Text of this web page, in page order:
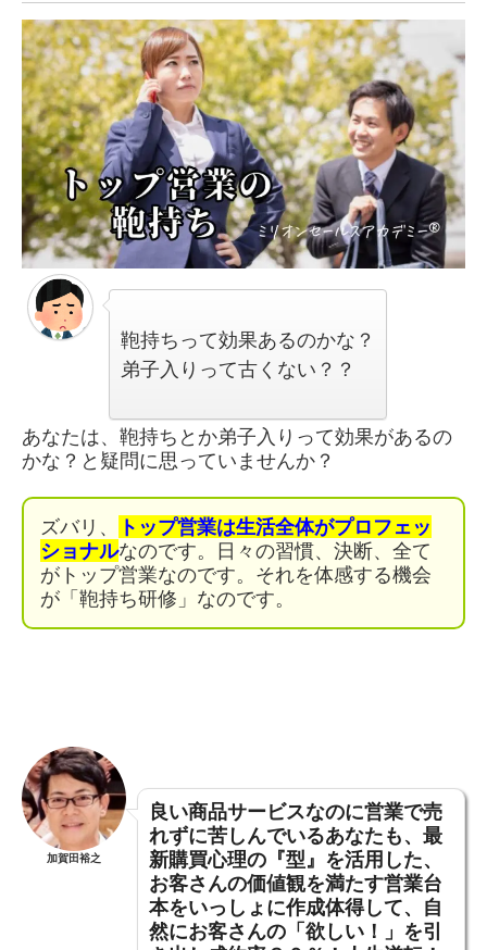
鞄持ちって効果あるのかな？
弟子入りって古くない？？
あなたは、鞄持ちとか弟子入りって効果があるの
かな？と疑問に思っていませんか？
ズバリ、
トップ営業は生活全体がプロフェッ
ショナルなのです。日々の習慣、決断、全て
がトップ営業なのです。それを体感する機会
が「鞄持ち研修」なのです。
加賀田裕之
良い商品サービスなのに営業で売
れずに苦しんでいるあなたも、 最
新購買心理の『型』を活用した、
お客さんの価値観を満たす営業台
本をいっしょに作成体得して、 自
然にお客さんの「欲しい！」を引